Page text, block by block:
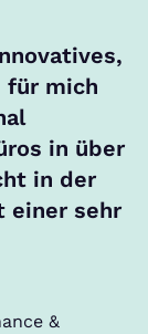
für mich
in über
in der
einer sehr
&